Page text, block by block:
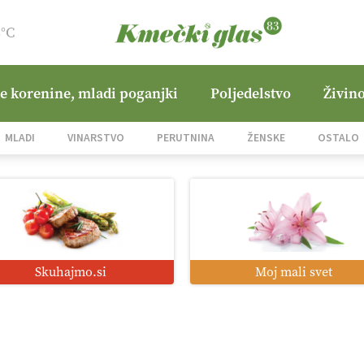
korenine, mladi poganjki Poljedelstvo
MLADI VINARSTVO PERUTNINA ŽENSKE OSTALO
Skuhajmo.si Moj mali svet